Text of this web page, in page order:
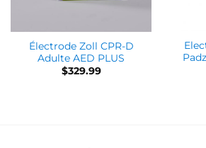
Électrode Zoll CPR-D
Adulte AED PLUS
$329.99